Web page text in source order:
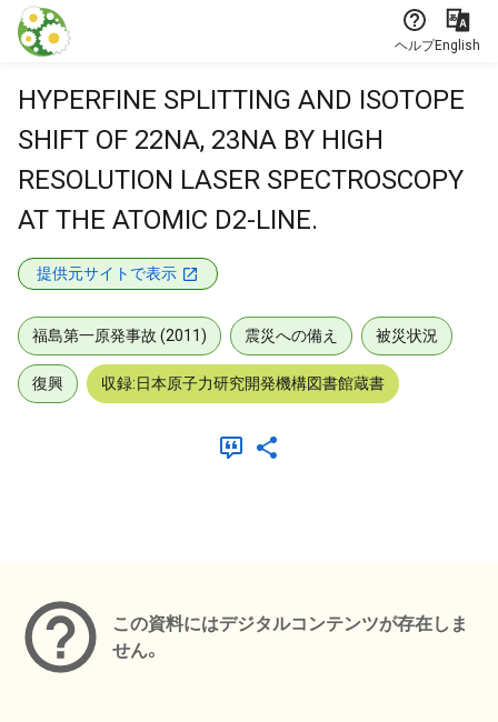
本文に飛ぶ
ヘルプEnglish
HYPERFINE SPLITTING AND ISOTOPE
SHIFT OF 22NA, 23NA BY HIGH
RESOLUTION LASER SPECTROSCOPY
AT THE ATOMIC D2-LINE.
提供元サイトで表示
福島第一原発事故 (2011) 震災への備え 被災状況
復興 収録:日本原子力研究開発機構図書館蔵書
この資料にはデジタルコンテンツが存在しま
せん。